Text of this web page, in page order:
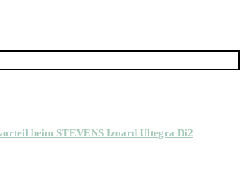
beim STEVENS Izoard Ultegra Di2